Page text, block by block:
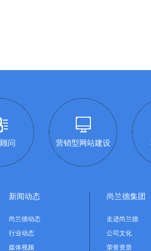
问 营销型网站建设
新闻动态
尚兰德动态
行业动态
媒体视频
尚兰德集团
走进尚兰德
公司文化
荣誉资质